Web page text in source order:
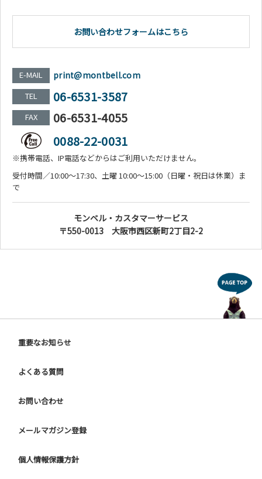
お問い合わせフォームはこちら
E-MAIL print@montbell.com
TEL 06-6531-3587
FAX
06-6531-4055
0088-22-0031
※携帯電話、IP電話などからはご利用いただけません。
受付時間／10:00～17:30、土曜 10:00～15:00（日曜・祝日は休業）ま
で
モンベル・カスタマーサービス
〒550-0013 大阪市西区新町2丁目2-2
重要なお知らせ
よくある質問
お問い合わせ
メールマガジン登録
個人情報保護方針